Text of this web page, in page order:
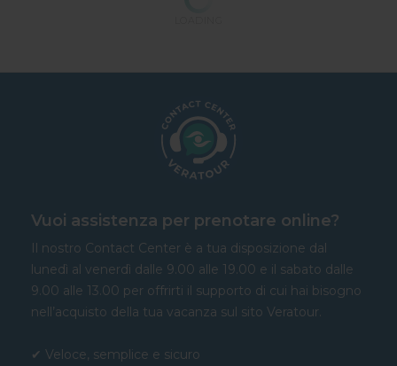
Vuoi assistenza per prenotare online?
Il nostro Contact Center è a tua disposizione dal
lunedì al venerdì dalle 9.00 alle 19.00 e il sabato dalle
9.00 alle 13.00 per offrirti il supporto di cui hai bisogno
nell’acquisto della tua vacanza sul sito Veratour.
✔ Veloce, semplice e sicuro